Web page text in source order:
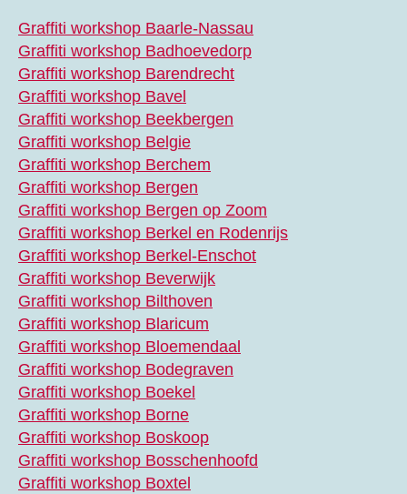
Graffiti workshop Baarle-Nassau
Graffiti workshop Badhoevedorp
Graffiti workshop Barendrecht
Graffiti workshop Bavel
Graffiti workshop Beekbergen
Graffiti workshop Belgie
Graffiti workshop Berchem
Graffiti workshop Bergen
Graffiti workshop Bergen op Zoom
Graffiti workshop Berkel en Rodenrijs
Graffiti workshop Berkel-Enschot
Graffiti workshop Beverwijk
Graffiti workshop Bilthoven
Graffiti workshop Blaricum
Graffiti workshop Bloemendaal
Graffiti workshop Bodegraven
Graffiti workshop Boekel
Graffiti workshop Borne
Graffiti workshop Boskoop
Graffiti workshop Bosschenhoofd
Graffiti workshop Boxtel